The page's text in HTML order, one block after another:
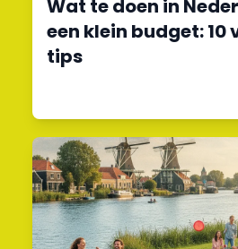
Wat te doen in
een klein budget: 10
tips